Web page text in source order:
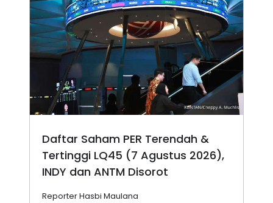
Daftar Saham PER Terendah &
Tertinggi LQ45 (7 Agustus 2026),
INDY dan ANTM Disorot
Reporter Hasbi Maulana